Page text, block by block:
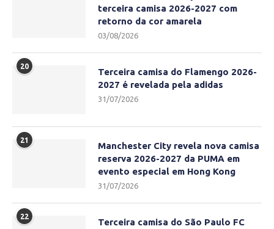
terceira camisa 2026-2027 com
retorno da cor amarela
03/08/2026
20
Terceira camisa do Flamengo 2026-
2027 é revelada pela adidas
31/07/2026
21
Manchester City revela nova camisa
reserva 2026-2027 da PUMA em
evento especial em Hong Kong
31/07/2026
22
Terceira camisa do São Paulo FC